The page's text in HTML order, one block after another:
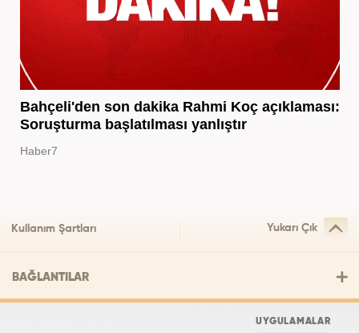
Bahçeli'den son dakika Rahmi Koç açıklaması:
Soruşturma başlatılması yanlıştır
Haber7
Kullanım Şartları Yukarı Çık
BAĞLANTILAR
UYGULAMALAR